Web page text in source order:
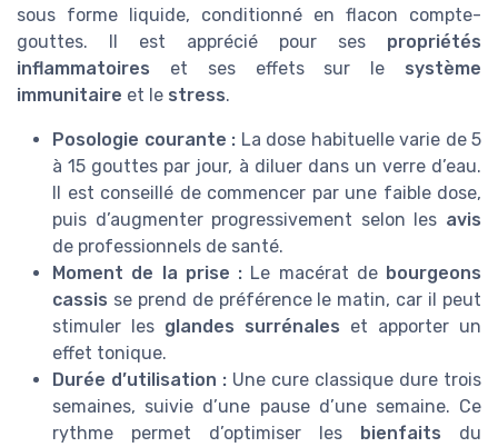
sous forme liquide, conditionné en flacon compte-
gouttes. Il est apprécié pour ses propriétés
inflammatoires et ses effets sur le système
immunitaire et le stress.
Posologie courante : La dose habituelle varie de 5
à 15 gouttes par jour, à diluer dans un verre d’eau.
Il est conseillé de commencer par une faible dose,
puis d’augmenter progressivement selon les avis
de professionnels de santé.
Moment de la prise : Le macérat de bourgeons
cassis se prend de préférence le matin, car il peut
stimuler les glandes surrénales et apporter un
effet tonique.
Durée d’utilisation : Une cure classique dure trois
semaines, suivie d’une pause d’une semaine. Ce
rythme permet d’optimiser les bienfaits du